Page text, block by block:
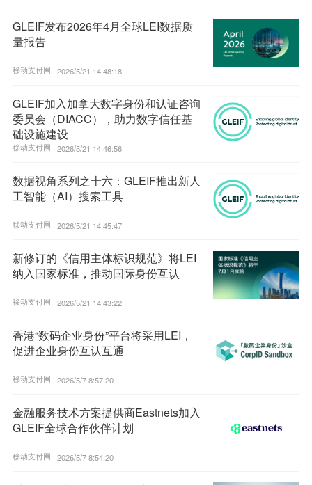
GLEIF发布2026年4月全球LEI数据质
量报告
移动支付网 | 2026/5/21 14:48:18
GLEIF加入加拿大数字身份和认证咨询
委员会（DIACC），助力数字信任基
础设施建设
移动支付网 | 2026/5/21 14:46:56
数据视角系列之十六：GLEIF推出新人
工智能（AI）搜索工具
移动支付网 | 2026/5/21 14:45:47
新修订的《信用主体标识规范》将LEI
纳入国家标准，推动国际身份互认
移动支付网 | 2026/5/21 14:43:22
香港“数码企业身份”平台将采用LEI，
促进企业身份互认互通
移动支付网 | 2026/5/7 8:57:20
金融服务技术方案提供商Eastnets加入
GLEIF全球合作伙伴计划
移动支付网 | 2026/5/7 8:54:20